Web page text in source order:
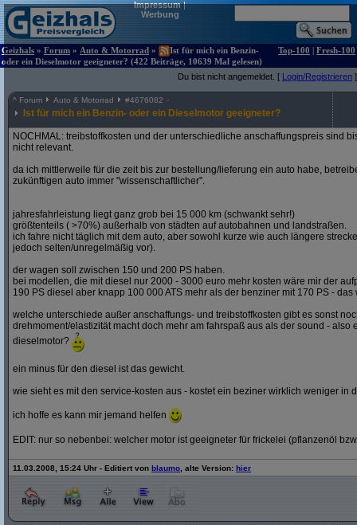
Impressum|
Werbung
Geizhals » Forum » Auto & Motorrad »
Ist für mich ein Benzin-
oder ein Dieselmotor geeigneter? (422 Beiträge, 10639 Mal gelesen)
Top-100 | Fresh-100
Du bist nicht angemeldet. [ Login/Registrieren ]
^ Forum Auto & Motorrad #4676082
Ist für mich ein Benzin- oder ein Dieselmotor geeigneter?
NOCHMAL: treibstoffkosten und der unterschiedliche anschaffungspreis sind
nicht relevant.
da ich mittlerweile für die zeit bis zur bestellung/lieferung ein auto habe,
zukünftigen auto immer "wissenschaftlicher".
jahresfahrleistung liegt ganz grob bei 15 000 km (schwankt sehr!)
größtenteils ( >70%) außerhalb von städten auf autobahnen und landstraßen.
ich fahre nicht täglich mit dem auto, aber sowohl kurze wie auch längere
jedoch selten/unregelmäßig vor).
der wagen soll zwischen 150 und 200 PS haben.
bei modellen, die mit diesel nur 2000 - 3000 euro mehr kosten wäre mir der
190 PS diesel aber knapp 100 000 ATS mehr als der benziner mit 170 PS - das
welche unterschiede außer anschaffungs- und treibstoffkosten gibt es sonst
drehmoment/elastizität macht doch mehr am fahrspaß aus als der sound - also
dieselmotor?
ein minus für den diesel ist das gewicht.
wie sieht es mit den service-kosten aus - kostet ein beziner wirklich weniger in
ich hoffe es kann mir jemand helfen
EDIT: nur so nebenbei: welcher motor ist geeigneter für frickelei (pflanzenöl
11.03.2008, 15:24 Uhr - Editiert von blaumo , alte Version: hier